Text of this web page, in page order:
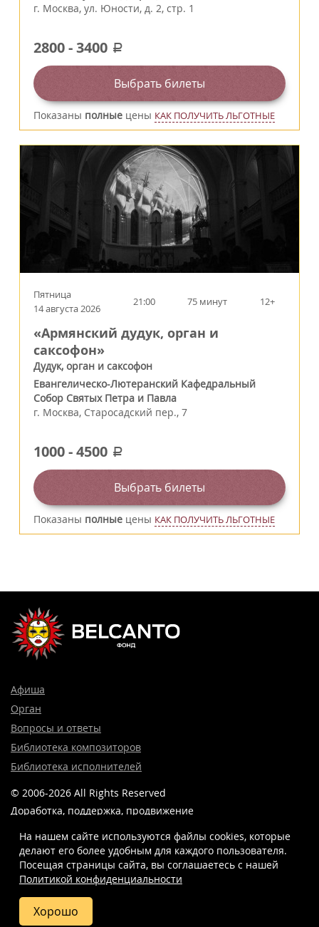
г. Москва, ул. Юности, д. 2, стр. 1
2800-3400 a
Выбрать билеты
Показаны полные цены КАК ПОЛУЧИТЬ ЛЬГОТНЫЕ
Пятница
14 августа 2026
21:00 75 минут 12+
«Армянский дудук, орган и
саксофон»
Дудук, орган и саксофон
Евангелическо-Лютеранский Кафедральный
Собор Святых Петра и Павла
г. Москва, Старосадский пер., 7
1000-4500 a
Выбрать билеты
Показаны полные цены КАК ПОЛУЧИТЬ ЛЬГОТНЫЕ
Афиша
Орган
Вопросы и ответы
Библиотека композиторов
Библиотека исполнителей
© 2006-2026 All Rights Reserved
Доработка, поддержка, продвижение
8 (499) 923-22-78
info@belcantofund.com
На нашем сайте используются файлы cookies, которые
делают его более удобным для каждого пользователя.
Посещая страницы сайта, вы соглашаетесь c нашей
Политикой конфиденциальности
Хорошо